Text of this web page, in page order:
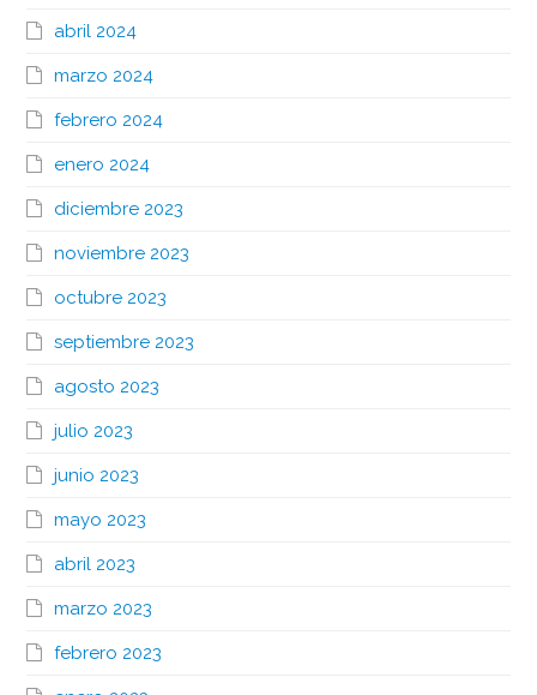
abril 2024
marzo 2024
febrero 2024
enero 2024
diciembre 2023
noviembre 2023
octubre 2023
septiembre 2023
agosto 2023
julio 2023
junio 2023
mayo 2023
abril 2023
marzo 2023
febrero 2023